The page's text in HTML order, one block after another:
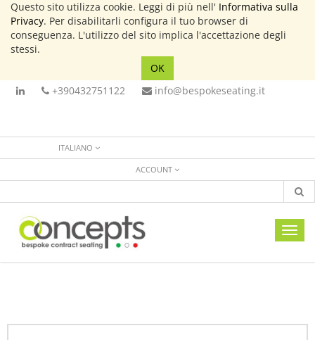
Questo sito utilizza cookie. Leggi di più nell' Informativa sulla
Privacy. Per disabilitarli configura il tuo browser di
conseguenza. L'utilizzo del sito implica l'accettazione degli
stessi.
OK
+390432751122
info@bespokeseating.it
ITALIANO
ACCOUNT